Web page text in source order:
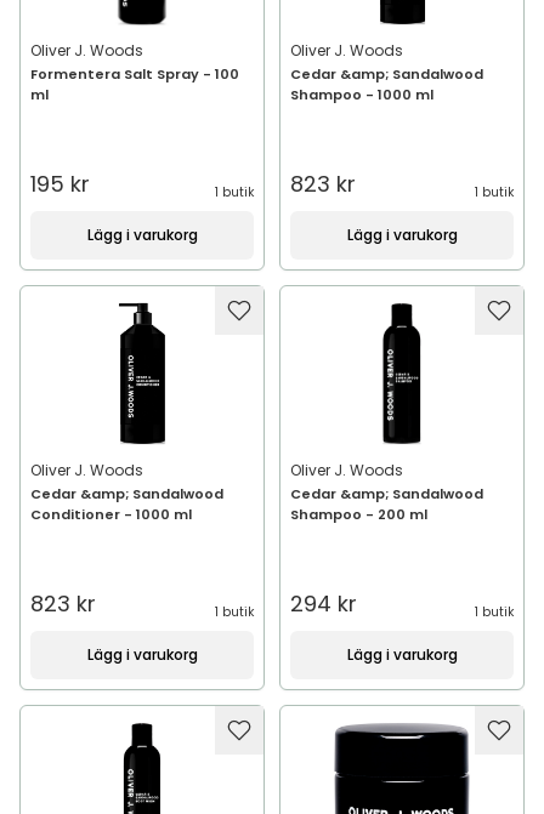
Oliver J. Woods
Formentera Salt Spray - 100
ml
195 kr 1 butik
Lägg i varukorg
Oliver J. Woods
Cedar &amp; Sandalwood
Shampoo - 1000 ml
823 kr 1 butik
Lägg i varukorg
Oliver J. Woods
Cedar &amp; Sandalwood
Conditioner - 1000 ml
823 kr 1 butik
Lägg i varukorg
Oliver J. Woods
Cedar &amp; Sandalwood
Shampoo - 200 ml
294 kr 1 butik
Lägg i varukorg